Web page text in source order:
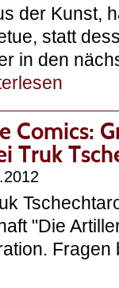
der Kunst,
statt
in den
Comics:
Truk
"Die